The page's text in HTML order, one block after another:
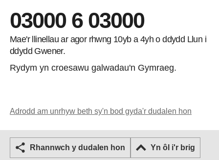
03000 6 03000
Mae'r llinellau ar agor rhwng 10yb a 4yh o ddydd Llun i
ddydd Gwener.
Rydym yn croesawu galwadau'n Gymraeg.
Adrodd am unrhyw beth sy'n bod gyda'r dudalen hon
Rhannwch y dudalen hon Yn ôl i'r brig